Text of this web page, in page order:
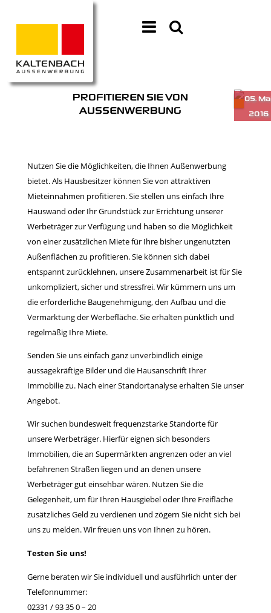
PROFITIEREN SIE VON
AUSSENWERBUNG
Nutzen Sie die Möglichkeiten, die Ihnen Außenwerbung
bietet. Als Hausbesitzer können Sie von attraktiven
Mieteinnahmen profitieren. Sie stellen uns einfach Ihre
Hauswand oder Ihr Grundstück zur Errichtung unserer
Werbeträger zur Verfügung und haben so die Möglichkeit
von einer zusätzlichen Miete für Ihre bisher ungenutzten
Außenflächen zu profitieren. Sie können sich dabei
entspannt zurücklehnen, unsere Zusammenarbeit ist für Sie
unkompliziert, sicher und stressfrei. Wir kümmern uns um
die erforderliche Baugenehmigung, den Aufbau und die
Vermarktung der Werbefläche. Sie erhalten pünktlich und
regelmäßig Ihre Miete.
Senden Sie uns einfach ganz unverbindlich einige
aussagekräftige Bilder und die Hausanschrift Ihrer
Immobilie zu. Nach einer Standortanalyse erhalten Sie unser
Angebot.
Wir suchen bundesweit frequenzstarke Standorte für
unsere Werbeträger. Hierfür eignen sich besonders
Immobilien, die an Supermärkten angrenzen oder an viel
befahrenen Straßen liegen und an denen unsere
Werbeträger gut einsehbar wären. Nutzen Sie die
Gelegenheit, um für Ihren Hausgiebel oder Ihre Freifläche
zusätzliches Geld zu verdienen und zögern Sie nicht sich bei
uns zu melden. Wir freuen uns von Ihnen zu hören.
Testen Sie uns!
Gerne beraten wir Sie individuell und ausführlich unter der
Telefonnummer:
02331 / 93 35 0 – 20